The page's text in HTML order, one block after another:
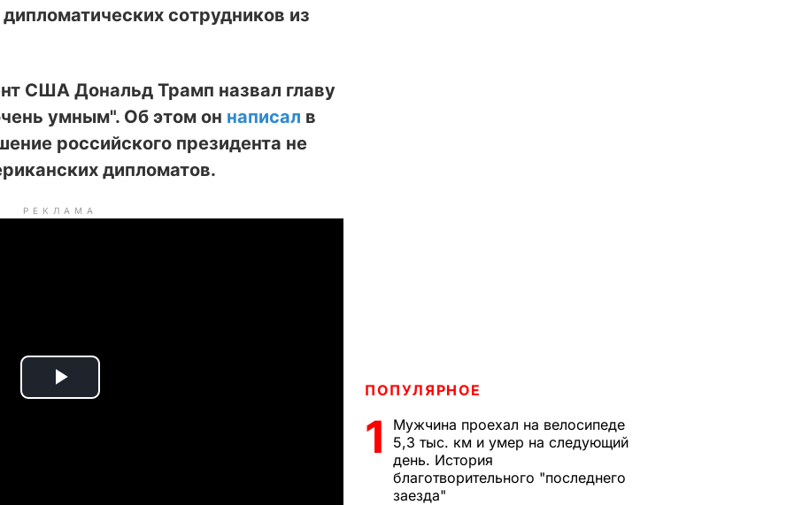
сотрудников из
США Дональд Трамп назвал главу
умным". Об этом он написал в
российского президента не
дипломатов.
РЕКЛАМА
P
ПОПУЛЯРНОЕ
1
Мужчина проехал на велосипеде
5,3 тыс. км и умер на следующий
день. История
благотворительного "последнего
заезда"